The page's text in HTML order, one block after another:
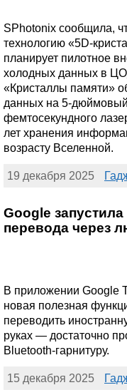
SPhotonix сообщила,
технологию «5D-
планирует пилотное
холодных данных в
«Кристаллы памяти»
данных на 5-
фемтосекундного
лет хранения
возрасту Вселенной.
19 декабря 2025
Google
перевода через
В приложении Google
новая полезная
переводить
руках — достаточно
Bluetooth-гарнитуру.
15 декабря 2025